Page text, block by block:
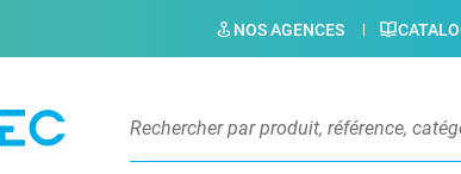
NOS AGENCES